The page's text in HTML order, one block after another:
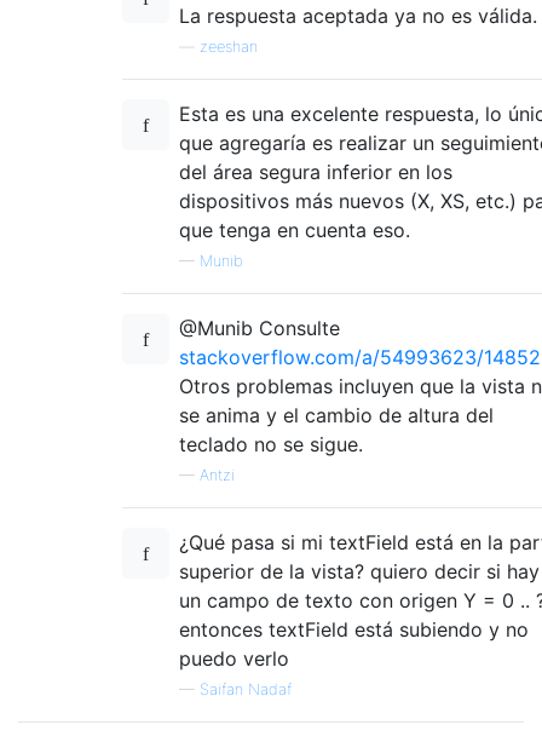
La respuesta aceptada ya no es válida.
zeeshan
Esta es una excelente respuesta, lo
que agregaría es realizar un
del área segura inferior en los
dispositivos más nuevos (X, XS, etc.)
que tenga en cuenta eso.
— Munib
@Munib Consulte
stackoverflow.com/a/54993623/
Otros problemas incluyen que la vista
se anima y el cambio de altura del
teclado no se sigue.
— Antzi
¿Qué pasa si mi textField está en la
superior de la vista? quiero decir si hay
un campo de texto con origen Y = 0 ..
entonces textField está subiendo y no
puedo verlo
— Saifan Nadaf